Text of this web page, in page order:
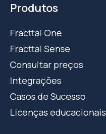
Produtos
Fracttal One
Fracttal Sense
Consultar preços
Integrações
Casos de Sucesso
Licenças educacionais